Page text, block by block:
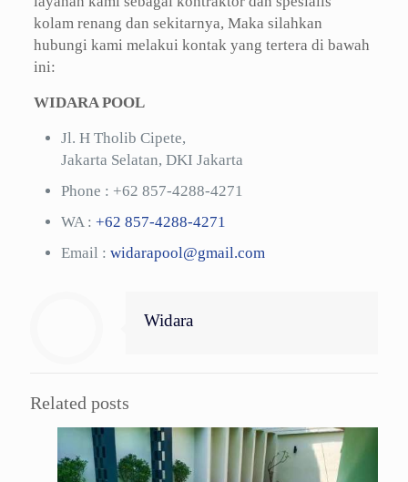
kolam renang dan sekitarnya, Maka silahkan
hubungi kami melakui kontak yang tertera di bawah
ini:
WIDARA POOL
Jl. H Tholib Cipete,
Jakarta Selatan, DKI Jakarta
Phone : +62 857-4288-4271
WA : +62 857-4288-4271
Email : widarapool@gmail.com
Widara
Related posts